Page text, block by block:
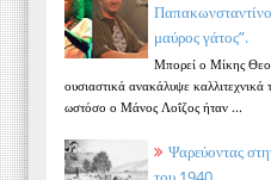
μαύρος γάτος”.
Μπορεί ο Μίκης
ουσιαστικά ανακάλυψε
ωστόσο ο Μάνος Λοΐζος ήταν ...
Ψαρεύοντας